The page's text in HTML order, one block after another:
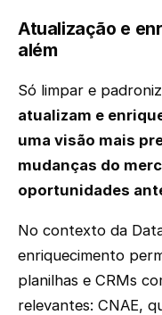
Atualização e
além
Só limpar e
atualizam e
uma visão mais
mudanças do
oportunidades
No contexto da
enriquecimento
planilhas e CRMs
relevantes: CNAE,